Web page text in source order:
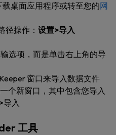
载桌面应用程序或转至您的网
径操作： 设置>导入
选项，而是单击右上角的导
窗口来导入数据文件
个新窗口，其中包含您导入
导入
工具